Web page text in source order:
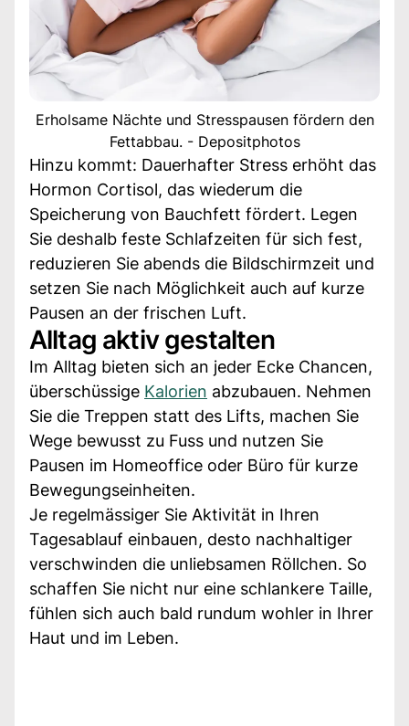
Erholsame Nächte und Stresspausen fördern den
Fettabbau. - Depositphotos
Hinzu kommt: Dauerhafter Stress erhöht das
Hormon Cortisol, das wiederum die
Speicherung von Bauchfett fördert. Legen
Sie deshalb feste Schlafzeiten für sich fest,
reduzieren Sie abends die Bildschirmzeit und
setzen Sie nach Möglichkeit auch auf kurze
Pausen an der frischen Luft.
Alltag aktiv gestalten
Im Alltag bieten sich an jeder Ecke Chancen,
überschüssige Kalorien abzubauen. Nehmen
Sie die Treppen statt des Lifts, machen Sie
Wege bewusst zu Fuss und nutzen Sie
Pausen im Homeoffice oder Büro für kurze
Bewegungseinheiten.
Je regelmässiger Sie Aktivität in Ihren
Tagesablauf einbauen, desto nachhaltiger
verschwinden die unliebsamen Röllchen. So
schaffen Sie nicht nur eine schlankere Taille,
fühlen sich auch bald rundum wohler in Ihrer
Haut und im Leben.